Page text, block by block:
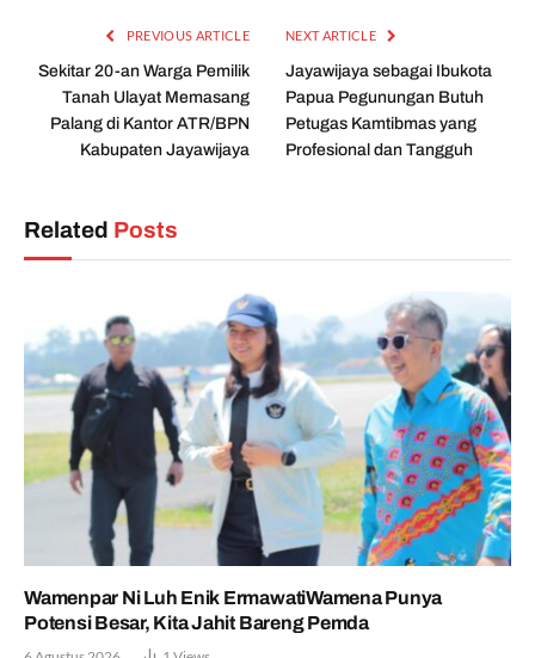
PREVIOUS ARTICLE
Sekitar 20-an Warga Pemilik
Tanah Ulayat Memasang
Palang di Kantor ATR/BPN
Kabupaten Jayawijaya
NEXT ARTICLE
Jayawijaya sebagai Ibukota
Papua Pegunungan Butuh
Petugas Kamtibmas yang
Profesional dan Tangguh
Related Posts
Wamenpar Ni Luh Enik ErmawatiWamena Punya
Potensi Besar, Kita Jahit Bareng Pemda